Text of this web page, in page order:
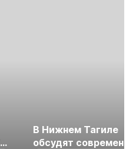
В Нижнем Тагиле
обсудят